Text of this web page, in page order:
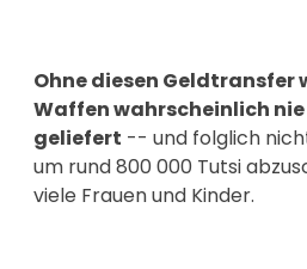
Ohne diesen Geldtransfer
Waffen wahrscheinlich
geliefert -- und folglich
um rund 800 000 Tutsi
viele Frauen und Kinder.